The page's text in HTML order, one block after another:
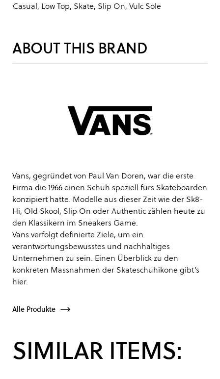
Casual, Low Top, Skate, Slip On, Vulc Sole
ABOUT THIS BRAND
Vans, gegründet von Paul Van Doren, war die erste
Firma die 1966 einen Schuh speziell fürs Skateboarden
konzipiert hatte. Modelle aus dieser Zeit wie der Sk8-
Hi, Old Skool, Slip On oder Authentic zählen heute zu
den Klassikern im Sneakers Game.
Vans verfolgt definierte Ziele, um ein
verantwortungsbewusstes und nachhaltiges
Unternehmen zu sein. Einen Überblick zu den
konkreten Massnahmen der Skateschuhikone gibt’s
hier.
Alle Produkte
SIMILAR ITEMS: